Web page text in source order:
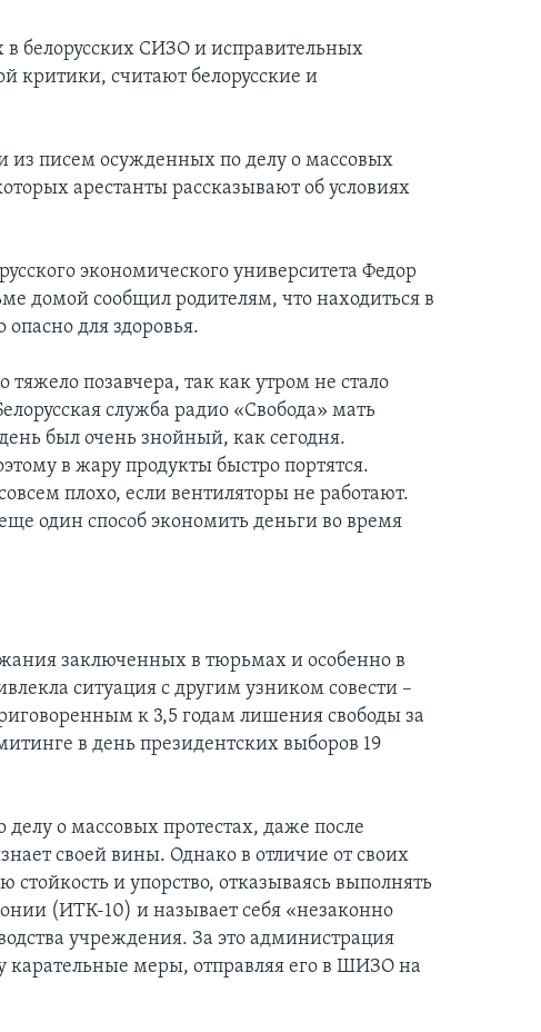
белорусских СИЗО и исправительных
критики, считают белорусские и
из писем осужденных по делу о массовых
арестанты рассказывают об условиях
экономического университета Федор
домой сообщил родителям, что находиться в
для здоровья.
позавчера, так как утром не стало
служба радио «Свобода» мать
был очень знойный, как сегодня.
в жару продукты быстро портятся.
плохо, если вентиляторы не работают.
один способ экономить деньги во время
заключенных в тюрьмах и особенно в
ситуация с другим узником совести –
к 3,5 годам лишения свободы за
в день президентских выборов 19
о массовых протестах, даже после
своей вины. Однако в отличие от своих
стойкость и упорство, отказываясь выполнять
(ИТК-10) и называет себя «незаконно
учреждения. За это администрация
карательные меры, отправляя его в ШИЗО на